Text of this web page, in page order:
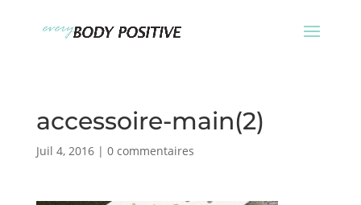
accessoire-main(2)
Juil 4, 2016| 0 commentaires